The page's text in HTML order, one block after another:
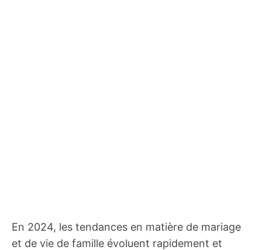
En 2024, les tendances en matière de mariage
et de vie de famille évoluent rapidement et